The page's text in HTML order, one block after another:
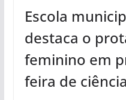
Escola
destaca o
feminino em
feira de